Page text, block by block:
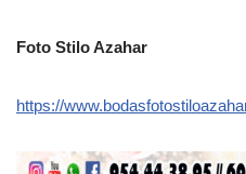
Foto Stilo Azahar
https://